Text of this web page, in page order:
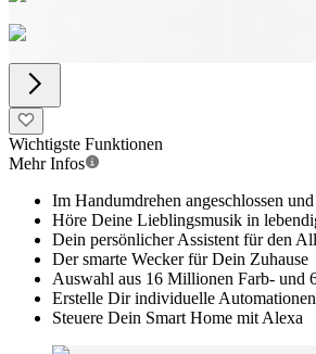
Wichtigste Funktionen
Mehr Infos
Im Handumdrehen angeschlossen
Höre Deine Lieblingsmusik in
Dein persönlicher Assistent für den
Der smarte Wecker für Dein Zuhause
Auswahl aus 16 Millionen Farb- und
Erstelle Dir individuelle Automationen
Steuere Dein Smart Home mit Alexa